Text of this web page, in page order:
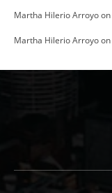
Martha Hilerio Arroyoon
Martha Hilerio Arroyoon